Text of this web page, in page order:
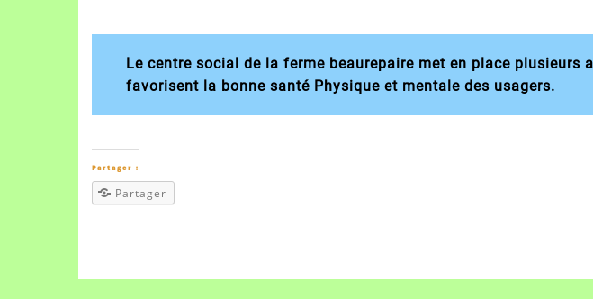
Le centre social de la ferme beaurepaire met en place plusieurs
favorisent la bonne santé Physique et mentale des usagers.
Partager :
Partager